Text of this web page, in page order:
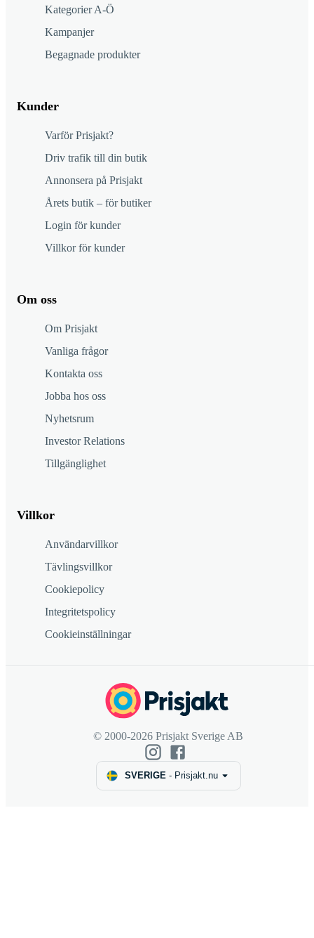
Kategorier A-Ö
Kampanjer
Begagnade produkter
Kunder
Varför Prisjakt?
Driv trafik till din butik
Annonsera på Prisjakt
Årets butik – för butiker
Login för kunder
Villkor för kunder
Om oss
Om Prisjakt
Vanliga frågor
Kontakta oss
Jobba hos oss
Nyhetsrum
Investor Relations
Tillgänglighet
Villkor
Användarvillkor
Tävlingsvillkor
Cookiepolicy
Integritetspolicy
Cookieinställningar
© 2000-2026 Prisjakt Sverige AB
SVERIGE- Prisjakt.nu